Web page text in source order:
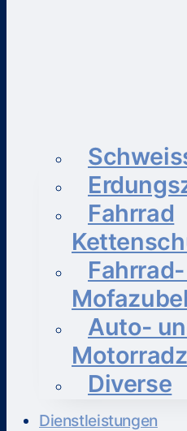
Fahrrad
Auto-
Diverse
Dienstleistungen